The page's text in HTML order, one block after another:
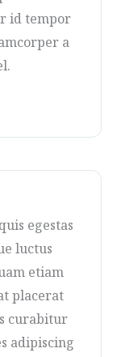
id tempor
a
egestas
luctus
etiam
placerat
curabitur
adipiscing